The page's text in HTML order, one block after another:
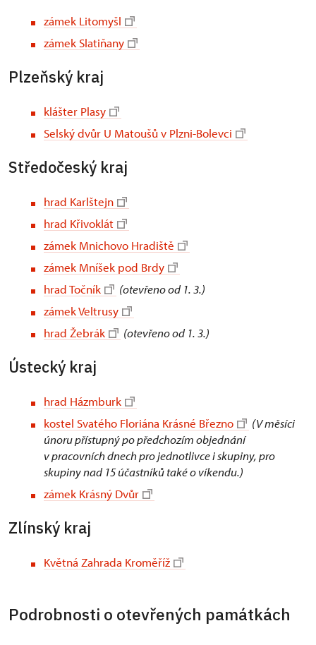
zámek Litomyšl
zámek Slatiňany
Plzeňský kraj
klášter Plasy
Selský dvůr U Matoušů v Plzni-Bolevci
Středočeský kraj
hrad Karlštejn
hrad Křivoklát
zámek Mnichovo Hradiště
zámek Mníšek pod Brdy
hrad Točník
(otevřeno od 1. 3.)
zámek Veltrusy
hrad Žebrák
(otevřeno od 1. 3.)
Ústecký kraj
hrad Házmburk
kostel Svatého Floriána Krásné Březno
(V měsíci
únoru přístupný po předchozím objednání
v pracovních dnech pro jednotlivce i skupiny, pro
skupiny nad 15 účastníků také o víkendu.)
zámek Krásný Dvůr
Zlínský kraj
Květná Zahrada Kroměříž
Podrobnosti o otevřených památkách